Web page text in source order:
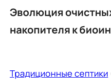
Эволюция
накопителя к
Традиционные септики